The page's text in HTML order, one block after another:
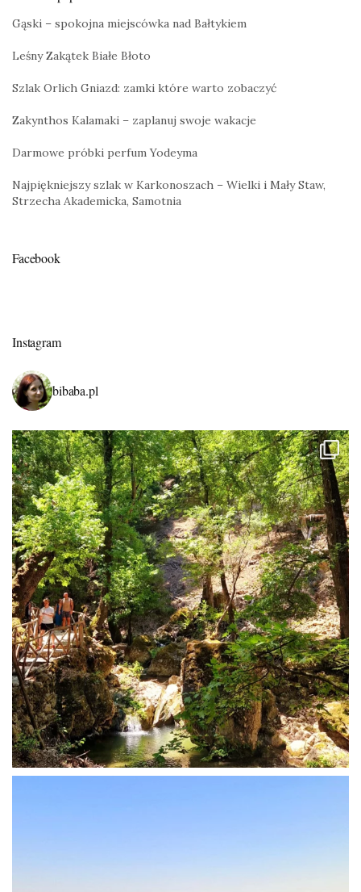
Gąski – spokojna miejscówka nad Bałtykiem
Leśny Zakątek Białe Błoto
Szlak Orlich Gniazd: zamki które warto zobaczyć
Zakynthos Kalamaki – zaplanuj swoje wakacje
Darmowe próbki perfum Yodeyma
Najpiękniejszy szlak w Karkonoszach – Wielki i Mały Staw,
Strzecha Akademicka, Samotnia
Facebook
Instagram
bibaba.pl